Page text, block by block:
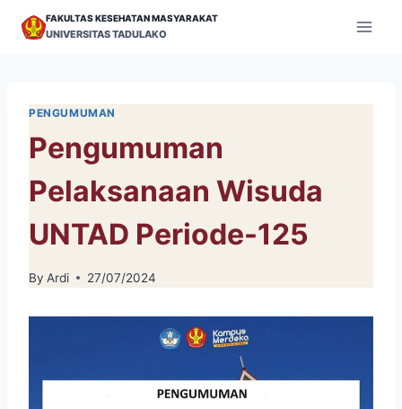
FAKULTAS KESEHATAN MASYARAKAT
UNIVERSITAS TADULAKO
PENGUMUMAN
Pengumuman
Pelaksanaan Wisuda
UNTAD Periode-125
By Ardi 27/07/2024